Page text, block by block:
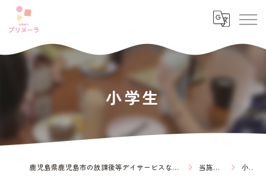
小学生
鹿児島県鹿児島市の放課後等デイサービスなら放課後等デイサービス プリメーラ 当施設の特徴 小学生